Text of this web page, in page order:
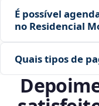
É possível
no Residencial
Quais tipos de